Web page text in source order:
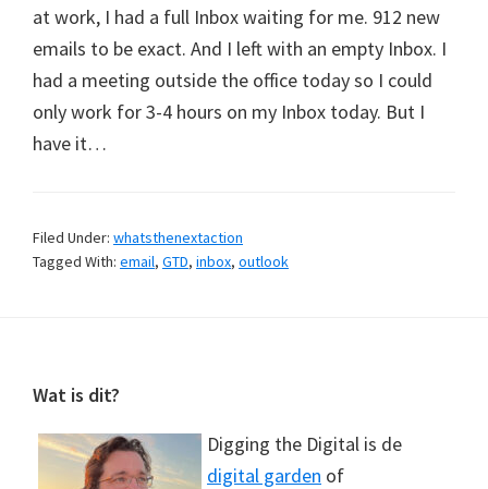
at work, I had a full Inbox waiting for me. 912 new
emails to be exact. And I left with an empty Inbox. I
had a meeting outside the office today so I could
only work for 3-4 hours on my Inbox today. But I
have it…
Filed Under: whatsthenextaction
Tagged With: email, GTD, inbox, outlook
Footer
Wat is dit?
Digging the Digital is de
digital garden of